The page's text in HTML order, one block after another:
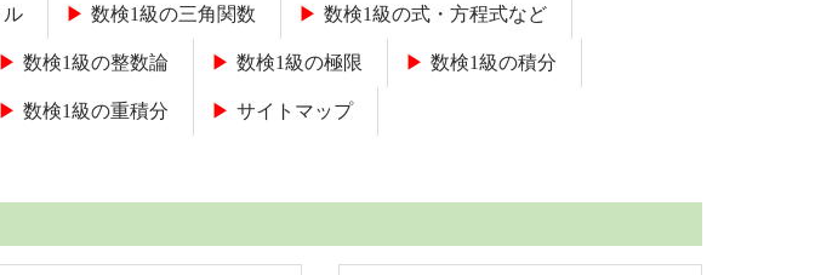
ル 数検1級の三角関数 数検1級の式・方程式など
数検1級の整数論 数検1級の極限 数検1級の積分
数検1級の重積分 サイトマップ